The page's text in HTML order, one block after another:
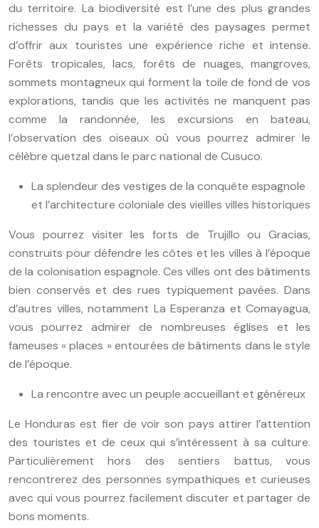
du territoire. La biodiversité est l’une des plus grandes
richesses du pays et la variété des paysages permet
d’offrir aux touristes une expérience riche et intense.
Forêts tropicales, lacs, forêts de nuages, mangroves,
sommets montagneux qui forment la toile de fond de vos
explorations, tandis que les activités ne manquent pas
comme la randonnée, les excursions en bateau,
l’observation des oiseaux où vous pourrez admirer le
célèbre quetzal dans le parc national de Cusuco.
La splendeur des vestiges de la conquête espagnole
et l’architecture coloniale des vieilles villes historiques
Vous pourrez visiter les forts de Trujillo ou Gracias,
construits pour défendre les côtes et les villes à l’époque
de la colonisation espagnole. Ces villes ont des bâtiments
bien conservés et des rues typiquement pavées. Dans
d’autres villes, notamment La Esperanza et Comayagua,
vous pourrez admirer de nombreuses églises et les
fameuses « places » entourées de bâtiments dans le style
de l’époque.
La rencontre avec un peuple accueillant et généreux
Le Honduras est fier de voir son pays attirer l’attention
des touristes et de ceux qui s’intéressent à sa culture.
Particulièrement hors des sentiers battus, vous
rencontrerez des personnes sympathiques et curieuses
avec qui vous pourrez facilement discuter et partager de
bons moments.